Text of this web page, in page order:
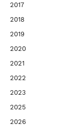
2017
2018
2019
2020
2021
2022
2023
2025
2026